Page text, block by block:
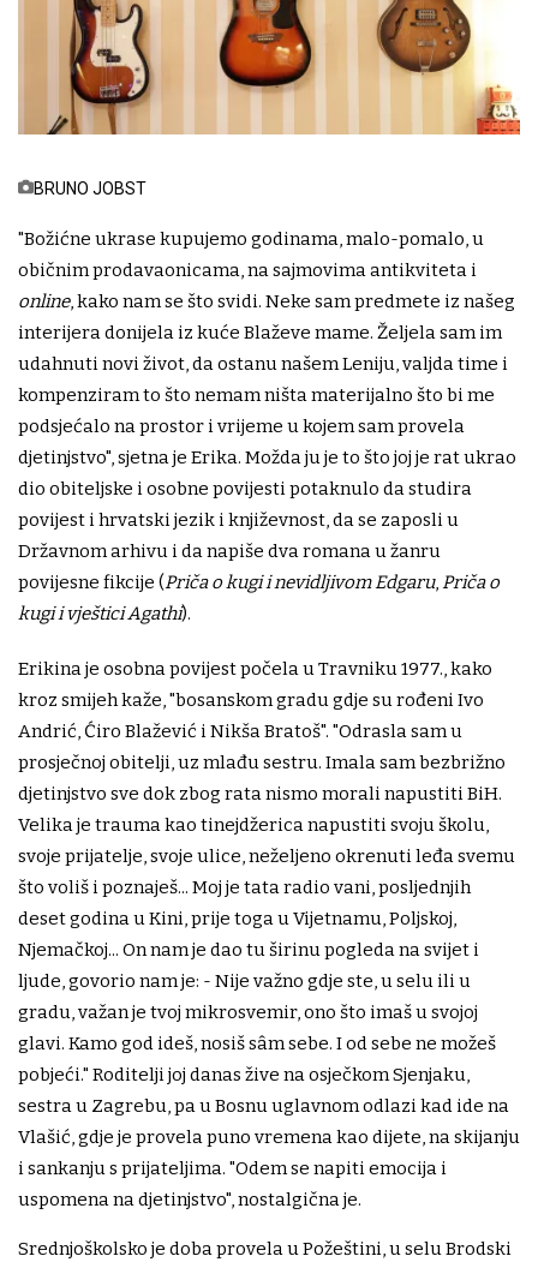
BRUNO JOBST
"Božićne ukrase kupujemo godinama, malo-pomalo, u
običnim prodavaonicama, na sajmovima antikviteta i
online, kako nam se što svidi. Neke sam predmete iz našeg
interijera donijela iz kuće Blaževe mame. Željela sam im
udahnuti novi život, da ostanu našem Leniju, valjda time i
kompenziram to što nemam ništa materijalno što bi me
podsjećalo na prostor i vrijeme u kojem sam provela
djetinjstvo", sjetna je Erika. Možda ju je to što joj je rat ukrao
dio obiteljske i osobne povijesti potaknulo da studira
povijest i hrvatski jezik i književnost, da se zaposli u
Državnom arhivu i da napiše dva romana u žanru
povijesne fikcije (Priča o kugi i nevidljivom Edgaru,Priča o
kugi i vještici Agathi).
Erikina je osobna povijest počela u Travniku 1977., kako
kroz smijeh kaže, "bosanskom gradu gdje su rođeni Ivo
Andrić, Ćiro Blažević i Nikša Bratoš". "Odrasla sam u
prosječnoj obitelji, uz mlađu sestru. Imala sam bezbrižno
djetinjstvo sve dok zbog rata nismo morali napustiti BiH.
Velika je trauma kao tinejdžerica napustiti svoju školu,
svoje prijatelje, svoje ulice, neželjeno okrenuti leđa svemu
što voliš i poznaješ... Moj je tata radio vani, posljednjih
deset godina u Kini, prije toga u Vijetnamu, Poljskoj,
Njemačkoj... On nam je dao tu širinu pogleda na svijet i
ljude, govorio nam je: - Nije važno gdje ste, u selu ili u
gradu, važan je tvoj mikrosvemir, ono što imaš u svojoj
glavi. Kamo god ideš, nosiš sâm sebe. I od sebe ne možeš
pobjeći." Roditelji joj danas žive na osječkom Sjenjaku,
sestra u Zagrebu, pa u Bosnu uglavnom odlazi kad ide na
Vlašić, gdje je provela puno vremena kao dijete, na skijanju
i sankanju s prijateljima. "Odem se napiti emocija i
uspomena na djetinjstvo", nostalgična je.
Srednjoškolsko je doba provela u Požeštini, u selu Brodski